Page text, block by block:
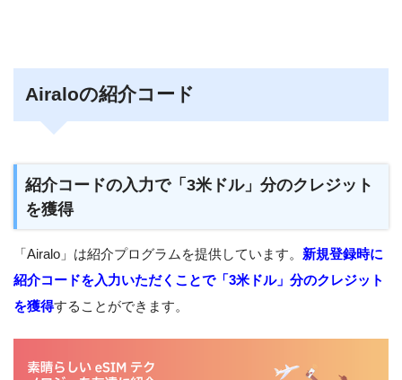
Airaloの紹介コード
紹介コードの入力で「3米ドル」分のクレジット
を獲得
「Airalo」は紹介プログラムを提供しています。 新規登録時に
紹介コードを入力いただくことで「3米ドル」分のクレジット
を獲得することができます。